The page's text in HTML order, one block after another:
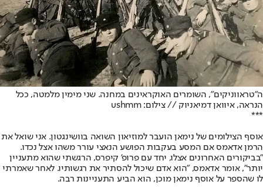
ה"טראווניקים", השומרים האוקראינים במחנה. שני מימין מלמטה, ככל
הנראה, איוואן דמיאניוק // צילום: ushmm
***
אוסף הצילומים של נימאן הועבר למוזיאון השואה בוושינגטון. אני שואל את
הרמן אדאמס אם המסע בעקבות הפושע הנאצי עורר משהו אצל נכדו.
"בביקורים האחרונים אצלו, יחד עם פרופ' קיפרס, הרגשתי שהוא מתעניין
יותר", אומר אדאמס, "הוא אדם שיכול להסתיר את רגשותיו. לאחר שאמרתי
לו שהספר על אוסף נימאן מוכן, הוא הביע התעניינות רבה.